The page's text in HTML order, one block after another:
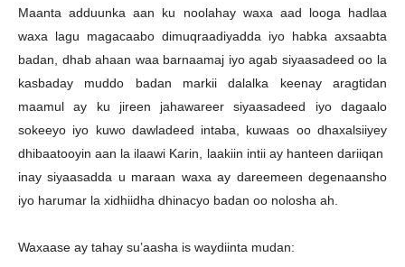
Maanta adduunka aan ku noolahay waxa aad looga hadlaa
waxa lagu magacaabo dimuqraadiyadda iyo habka axsaabta
badan, dhab ahaan waa barnaamaj iyo agab siyaasadeed oo la
kasbaday muddo badan markii dalalka keenay aragtidan
maamul ay ku jireen jahawareer siyaasadeed iyo dagaalo
sokeeyo iyo kuwo dawladeed intaba, kuwaas oo dhaxalsiiyey
dhibaatooyin aan la ilaawi Karin, laakiin intii ay hanteen dariiqan
inay siyaasadda u maraan waxa ay dareemeen degenaansho
iyo harumar la xidhiidha dhinacyo badan oo nolosha ah.
Waxaase ay tahay su’aasha is waydiinta mudan: